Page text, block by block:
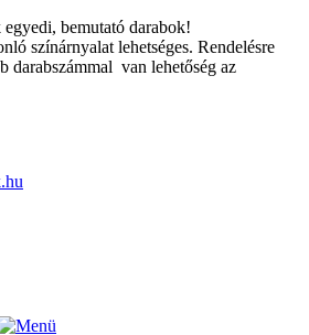
bemutató darabok!
színárnyalat lehetséges. Rendelésre
darabszámmal van lehetőség az